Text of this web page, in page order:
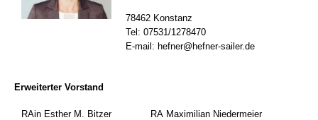
78462 Konstanz
Tel: 07531/1278470
E-mail: hefner@hefner-sailer.de
Erweiterter Vorstand
RAin Esther M. Bitzer RA Maximilian Niedermeier